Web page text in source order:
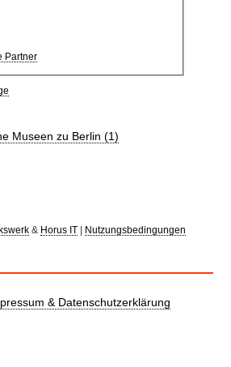
Partner
Museen zu Berlin (1)
& Horus IT| Nutzungsbedingungen
& Datenschutzerklärung